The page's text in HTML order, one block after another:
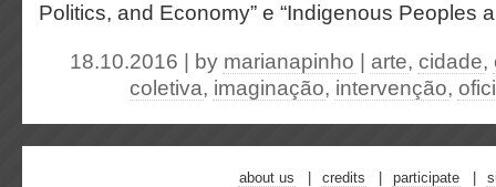
Politics, and Economy” e “Indigenous Peoples
18.10.2016 | by marianapinho arte, cidade,
coletiva, imaginação, intervenção,
about us credits participate